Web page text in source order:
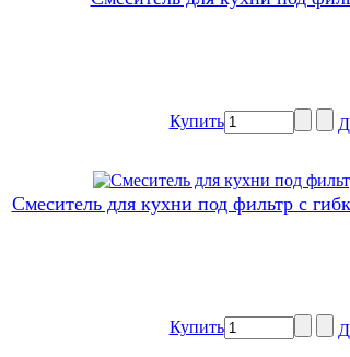
Купить
Cмеситель для кухни под фильтр с
Купить